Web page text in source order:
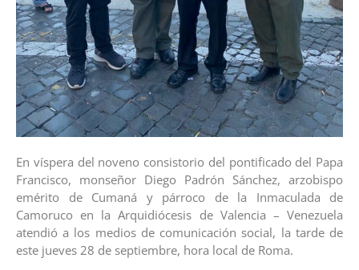
En víspera del noveno consistorio del pontificado del Papa
Francisco, monseñor Diego Padrón Sánchez, arzobispo
emérito de Cumaná y párroco de la Inmaculada de
Camoruco en la Arquidiócesis de Valencia – Venezuela
atendió a los medios de comunicación social, la tarde de
este jueves 28 de septiembre, hora local de Roma.